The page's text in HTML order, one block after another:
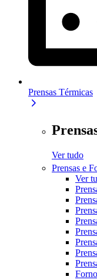
Prensas Térmicas
Ver tudo
Prensas e
Ver